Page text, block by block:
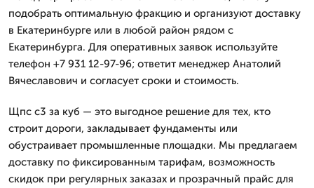
подобрать оптимальную фракцию и организуют доставку
в Екатеринбурге или в любой район рядом с
Екатеринбурга. Для оперативных заявок используйте
телефон +7 931 12-97-96; ответит менеджер Анатолий
Вячеславович и согласует сроки и стоимость.
Щпс с3 за куб — это выгодное решение для тех, кто
строит дороги, закладывает фундаменты или
обустраивает промышленные площадки. Мы предлагаем
доставку по фиксированным тарифам, возможность
скидок при регулярных заказах и прозрачный прайс для